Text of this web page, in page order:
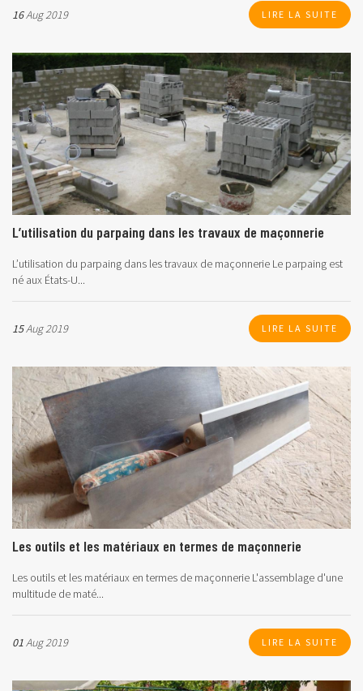
16Aug 2019 LIRE LA SUITE
L’utilisation du parpaing dans les travaux de maçonnerie
L’utilisation du parpaing dans les travaux de maçonnerie Le parpaing est
né aux États-U...
15Aug 2019 LIRE LA SUITE
Les outils et les matériaux en termes de maçonnerie
Les outils et les matériaux en termes de maçonnerie L'assemblage d'une
multitude de maté...
01Aug 2019 LIRE LA SUITE